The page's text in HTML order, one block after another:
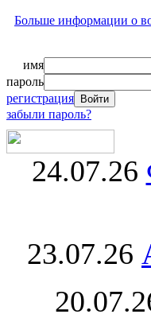
Больше информации о
имя
пароль
регистрация
забыли пароль?
24.07.26
23.07.26